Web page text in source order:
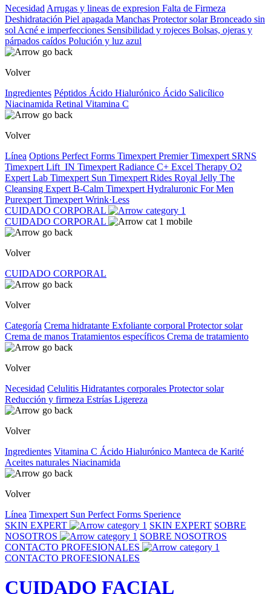
Necesidad Arrugas y lineas de expresion Falta de Firmeza
Deshidratación Piel apagada Manchas Protector solarBronceado sin
sol Acné e imperfecciones Sensibilidad y rojeces Bolsas, ojeras y
párpados caídos Polución y luz azul
Volver
Ingredientes Péptidos Ácido Hialurónico Ácido Salicílico
Niacinamida Retinal Vitamina C
Volver
Línea Options Perfect Forms Timexpert PremierTimexpert SRNS
Timexpert Lift_IN Timexpert Radiance C+ Excel Therapy O2
Expert Lab Timexpert Sun Timexpert Rides Royal Jelly The
Cleansing Expert B-Calm Timexpert Hydraluronic For Men
Purexpert Timexpert Wrink·Less
CUIDADO CORPORAL
CUIDADO CORPORAL
Volver
CUIDADO CORPORAL
Volver
Categoría Crema hidratante Exfoliante corporal Protector solar
Crema de manos Tratamientos específicos Crema de tratamiento
Volver
Necesidad Celulitis Hidratantes corporales Protector solar
Reducción y firmeza Estrías Ligereza
Volver
Ingredientes Vitamina C Ácido Hialurónico Manteca de Karité
Aceites naturales Niacinamida
Volver
Línea Timexpert Sun Perfect Forms Sperience
SKIN EXPERT
SKIN EXPERT SOBRE
NOSOTROS
SOBRE NOSOTROS
CONTACTO PROFESIONALES
CONTACTO PROFESIONALES
CUIDADO FACIAL